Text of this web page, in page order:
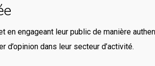
en engageant leur public de manière
dans leur secteur d’activité.